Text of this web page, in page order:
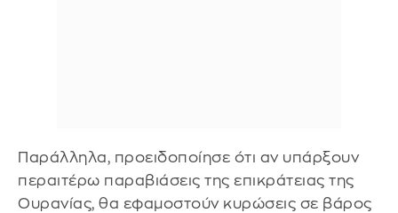
Παράλληλα, προειδοποίησε ότι αν υπάρξουν
περαιτέρω παραβιάσεις της επικράτειας της
Ουρανίας, θα εφαμοστούν κυρώσεις σε βάρος